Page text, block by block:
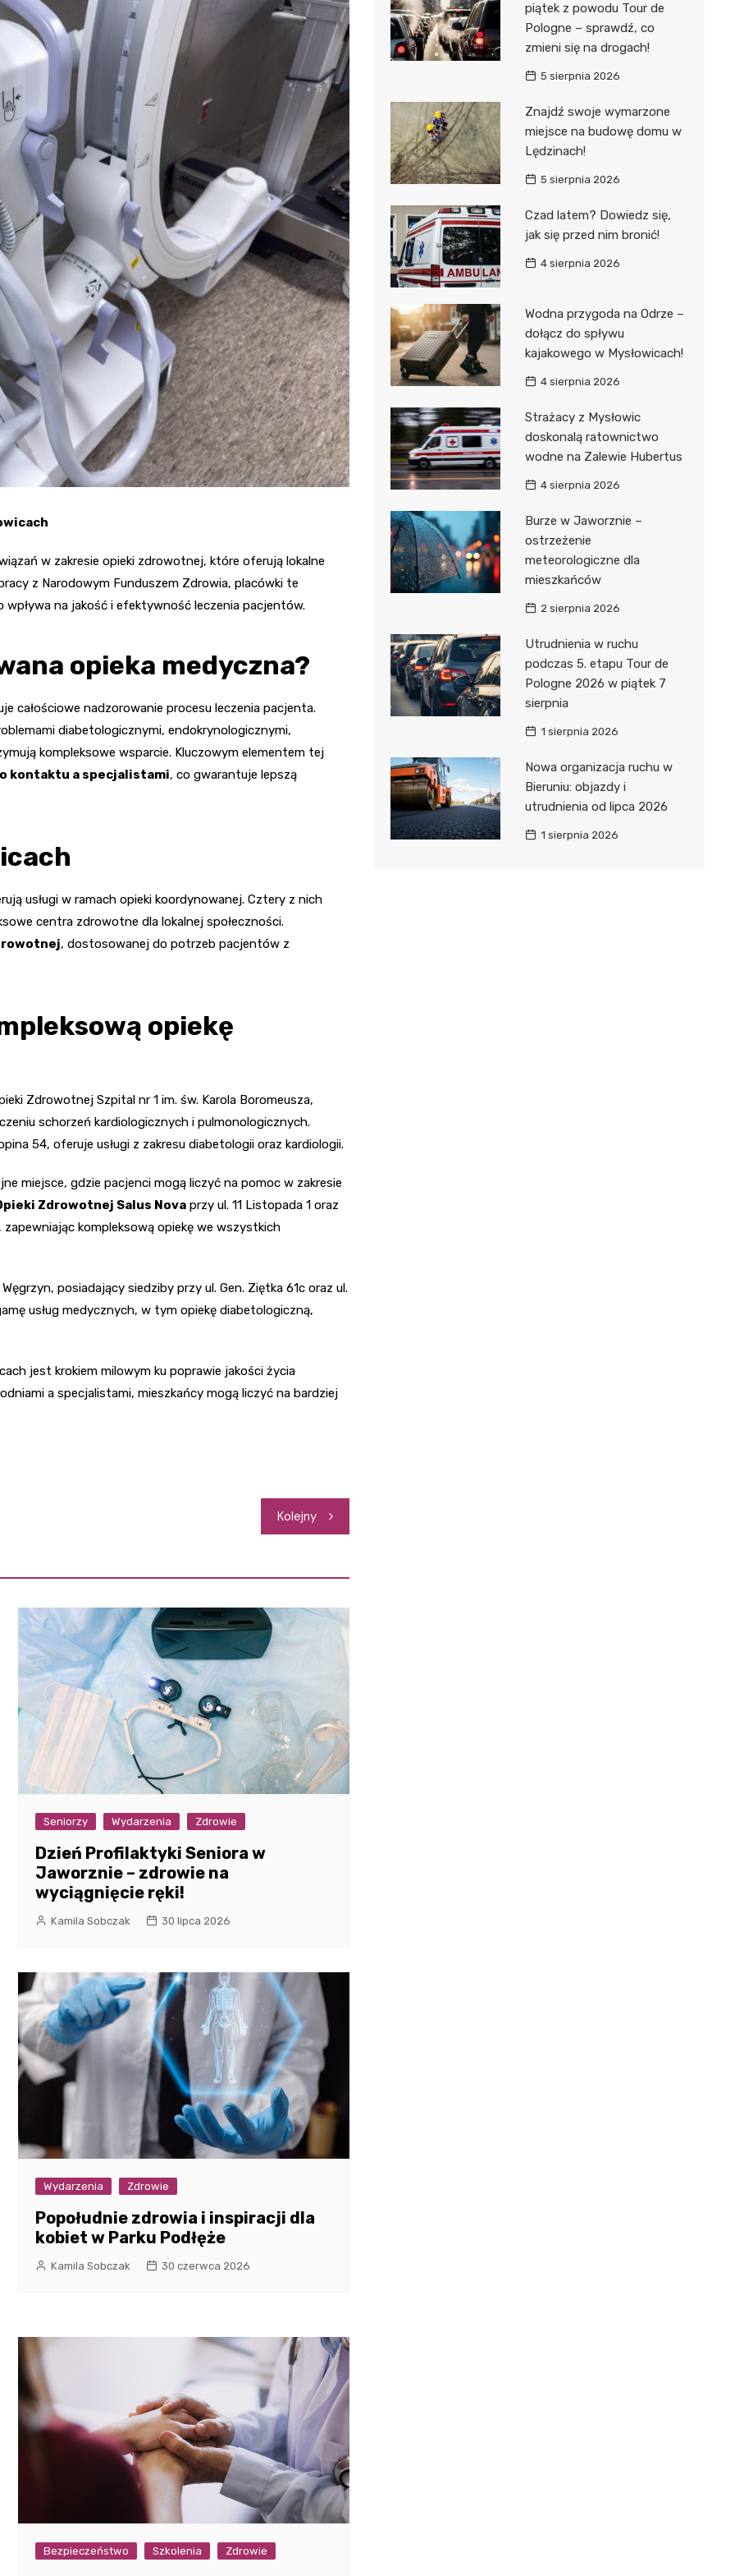
Kościół Najświętszego
Serca Pana Jezusa
Kaplica św. Jana
Chrzciciela
Promenada nad Przemszą
robotnicze Nikiszowiec w
Katowicach
w zakresie opieki zdrowotnej, które oferują lokalne
z Narodowym Funduszem Zdrowia, placówki te
wpływa na jakość i efektywność leczenia pacjentów.
opieka medyczna?
całościowe nadzorowanie procesu leczenia pacjenta.
diabetologicznymi, endokrynologicznymi,
kompleksowe wsparcie. Kluczowym elementem tej
kontaktu a specjalistami, co gwarantuje lepszą
usługi w ramach opieki koordynowanej. Cztery z nich
centra zdrowotne dla lokalnej społeczności.
, dostosowanej do potrzeb pacjentów z
opiekę
Zdrowotnej Szpital nr 1 im. św. Karola Boromeusza,
schorzeń kardiologicznych i pulmonologicznych.
54, oferuje usługi z zakresu diabetologii oraz kardiologii.
miejsce, gdzie pacjenci mogą liczyć na pomoc w zakresie
Zdrowotnej Salus Nova przy ul. 11 Listopada 1 oraz
zapewniając kompleksową opiekę we wszystkich
posiadający siedziby przy ul. Gen. Ziętka 61c oraz ul.
usług medycznych, w tym opiekę diabetologiczną,
jest krokiem milowym ku poprawie jakości życia
a specjalistami, mieszkańcy mogą liczyć na bardziej
Kolejny
Seniorzy Wydarzenia Zdrowie
Dzień Profilaktyki Seniora w
Jaworznie – zdrowie na
wyciągnięcie ręki!
Kamila Sobczak 30 lipca 2026
Wydarzenia Zdrowie
Popołudnie zdrowia i inspiracji dla
kobiet w Parku Podłęże
Kamila Sobczak 30 czerwca 2026
Bezpieczeństwo Szkolenia Zdrowie
piątek z powodu Tour de
Pologne – sprawdź, co
zmieni się na drogach!
5 sierpnia 2026
Znajdź swoje wymarzone
miejsce na budowę domu w
Lędzinach!
5 sierpnia 2026
Czad latem? Dowiedz się,
jak się przed nim bronić!
4 sierpnia 2026
Wodna przygoda na Odrze –
dołącz do spływu
kajakowego w Mysłowicach!
4 sierpnia 2026
Strażacy z Mysłowic
doskonalą ratownictwo
wodne na Zalewie Hubertus
4 sierpnia 2026
Burze w Jaworznie –
ostrzeżenie
meteorologiczne dla
mieszkańców
2 sierpnia 2026
Utrudnienia w ruchu
podczas 5. etapu Tour de
Pologne 2026 w piątek 7
sierpnia
1 sierpnia 2026
Nowa organizacja ruchu w
Bieruniu: objazdy i
utrudnienia od lipca 2026
1 sierpnia 2026